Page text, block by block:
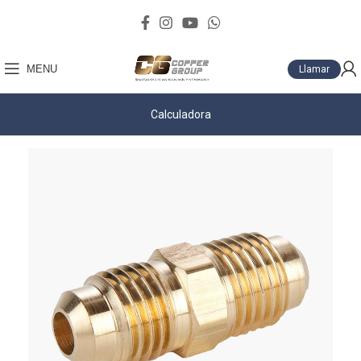
MENU Llamar
Calculadora